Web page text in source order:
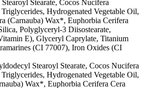
Stearate, Cocos Nucifera
Hydrogenated Vegetable Oil,
(Carnauba) Wax*, Euphorbia Cerifera
Polyglyceryl-3 Diisostearate,
E), Glyceryl Caprylate, Titanium
(CI 77007), Iron Oxides (CI
Stearoyl Stearate, Cocos Nucifera
Hydrogenated Vegetable Oil,
Wax*, Euphorbia Cerifera Cera